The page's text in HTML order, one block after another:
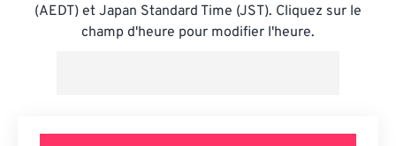
(AEDT) et Japan Standard Time (JST). Cliquez sur le
champ d'heure pour modifier l'heure.